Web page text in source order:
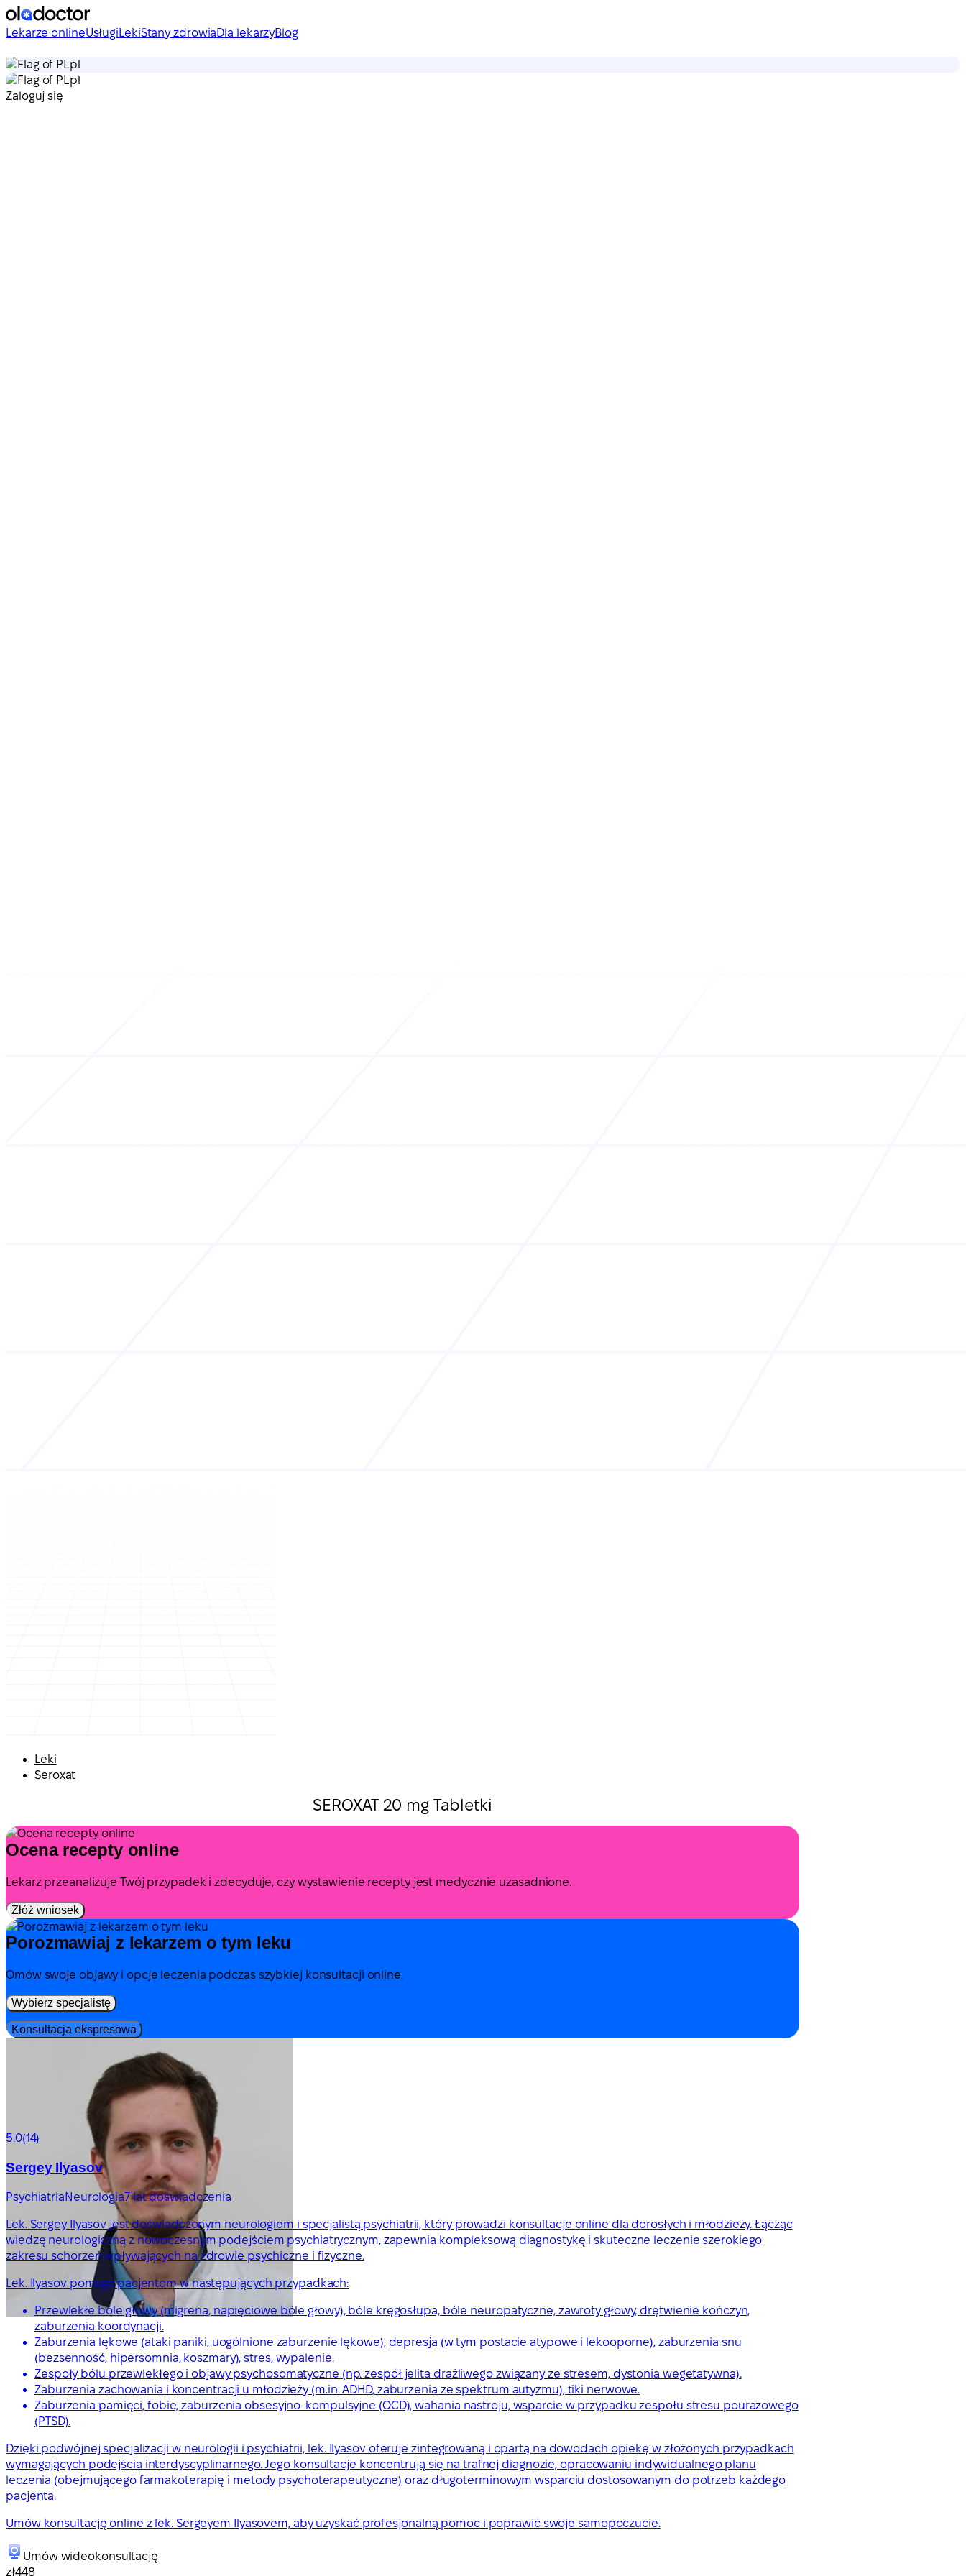
Lekarze onlineUsługi LekiStany zdrowiaDla lekarzyBlog
pl
pl
Zaloguj się
Leki
Seroxat
SEROXAT 20 mg Tabletki
Ocena recepty online
Lekarz przeanalizuje Twój przypadek i zdecyduje, czy wystawienie recepty jest medycznie uzasadnione.
Złóż wniosek
Porozmawiaj z lekarzem o tym leku
Omów swoje objawy i opcje leczenia podczas szybkiej konsultacji online.
Wybierz specjalistę
Konsultacja ekspresowa
5.0(14)
Sergey Ilyasov
PsychiatriaNeurologia7 lat doświadczenia
Lek. Sergey Ilyasov jest doświadczonym neurologiem i specjalistą psychiatrii, który prowadzi konsultacje online dla dorosłych i młodzieży. Łącząc
wiedzę neurologiczną z nowoczesnym podejściem psychiatrycznym, zapewnia kompleksową diagnostykę i skuteczne leczenie szerokiego
zakresu schorzeń wpływających na zdrowie psychiczne i fizyczne.
Lek. Ilyasov pomaga pacjentom w następujących przypadkach:
Przewlekłe bóle głowy (migrena, napięciowe bóle głowy), bóle kręgosłupa, bóle neuropatyczne, zawroty głowy, drętwienie kończyn,
zaburzenia koordynacji.
Zaburzenia lękowe (ataki paniki, uogólnione zaburzenie lękowe), depresja (w tym postacie atypowe i lekooporne), zaburzenia snu
(bezsenność, hipersomnia, koszmary), stres, wypalenie.
Zespoły bólu przewlekłego i objawy psychosomatyczne (np. zespół jelita drażliwego związany ze stresem, dystonia wegetatywna).
Zaburzenia zachowania i koncentracji u młodzieży (m.in. ADHD, zaburzenia ze spektrum autyzmu), tiki nerwowe.
Zaburzenia pamięci, fobie, zaburzenia obsesyjno-kompulsyjne (OCD), wahania nastroju, wsparcie w przypadku zespołu stresu pourazowego
(PTSD).
Dzięki podwójnej specjalizacji w neurologii i psychiatrii, lek. Ilyasov oferuje zintegrowaną i opartą na dowodach opiekę w złożonych przypadkach
wymagających podejścia interdyscyplinarnego. Jego konsultacje koncentrują się na trafnej diagnozie, opracowaniu indywidualnego planu
leczenia (obejmującego farmakoterapię i metody psychoterapeutyczne) oraz długoterminowym wsparciu dostosowanym do potrzeb każdego
pacjenta.
Umów konsultację online z lek. Sergeyem Ilyasovem, aby uzyskać profesjonalną pomoc i poprawić swoje samopoczucie.
Umów wideokonsultację
zł448